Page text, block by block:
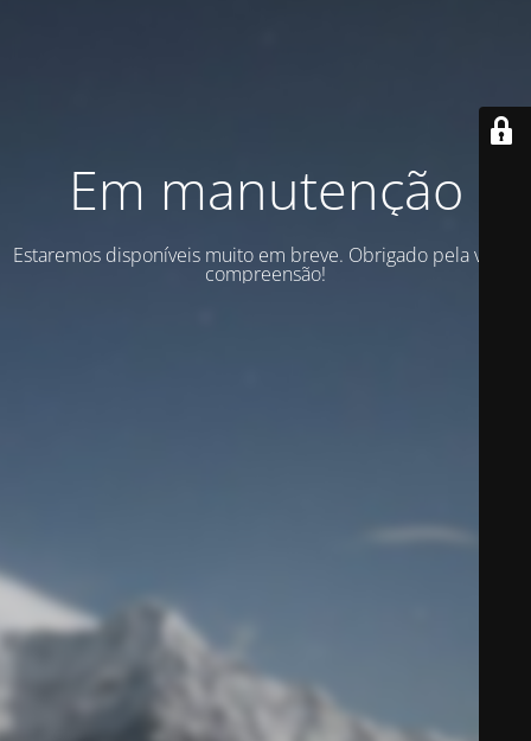
Em manutenção
Estaremos disponíveis muito em breve. Obrigado pela vossa
compreensão!